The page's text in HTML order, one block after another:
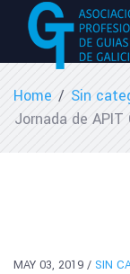
Home / Sin
Jornada de
MAY 03, 2019 / SIN